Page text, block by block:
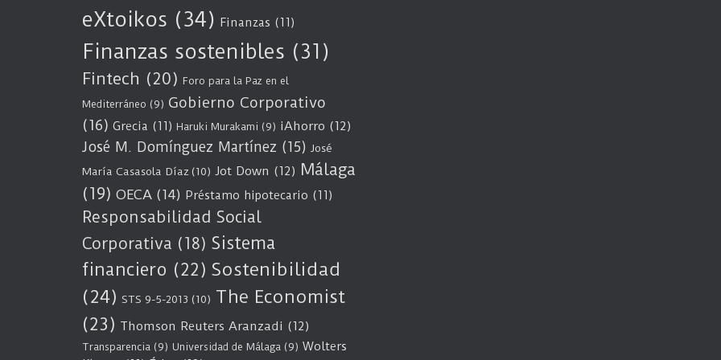
eXtoikos (34) Finanzas (11)
Finanzas sostenibles (31)
Fintech (20) Foro para la Paz en el
Mediterráneo (9) Gobierno Corporativo
(16) Grecia (11) Haruki Murakami (9) iAhorro (12)
José M. Domínguez Martínez (15) José
María Casasola Díaz (10) Jot Down (12) Málaga
(19) OECA (14) Préstamo hipotecario (11)
Responsabilidad Social
Corporativa (18) Sistema
financiero (22) Sostenibilidad
(24) STS 9-5-2013 (10) The Economist
(23) Thomson Reuters Aranzadi (12)
Transparencia (9) Universidad de Málaga (9) Wolters